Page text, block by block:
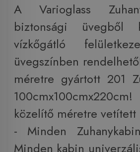
A Varioglass
biztonsági üvegből
vízkőgátló
üvegszínben
méretre gyártott 201
közelítő méretre vetített
- Minden
Minden kabin